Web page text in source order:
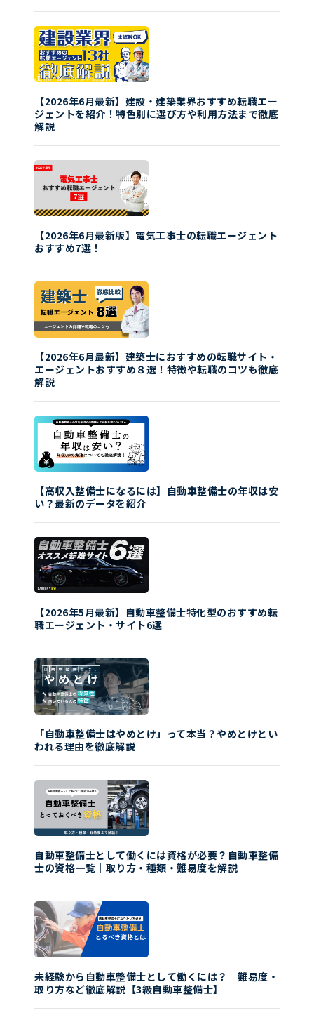
【2026年6月最新】建設・建築業界おすすめ転職エー
ジェントを紹介！特色別に選び方や利用方法まで徹底
解説
【2026年6月最新版】電気工事士の転職エージェント
おすすめ7選！
【2026年6月最新】建築士におすすめの転職サイト・
エージェントおすすめ８選！特徴や転職のコツも徹底
解説
【高収入整備士になるには】自動車整備士の年収は安
い？最新のデータを紹介
【2026年5月最新】自動車整備士特化型のおすすめ転
職エージェント・サイト6選
「自動車整備士はやめとけ」って本当？やめとけとい
われる理由を徹底解説
自動車整備士として働くには資格が必要？自動車整備
士の資格一覧｜取り方・種類・難易度を解説
未経験から自動車整備士として働くには？｜難易度・
取り方など徹底解説【3級自動車整備士】